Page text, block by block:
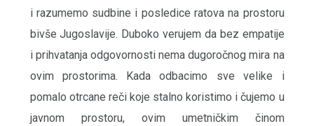
i razumemo sudbine i posledice ratova na prostoru
bivše Jugoslavije. Duboko verujem da bez empatije
i prihvatanja odgovornosti nema dugoročnog mira na
ovim prostorima. Kada odbacimo sve velike i
pomalo otrcane reči koje stalno koristimo i čujemo u
javnom prostoru, ovim umetničkim činom